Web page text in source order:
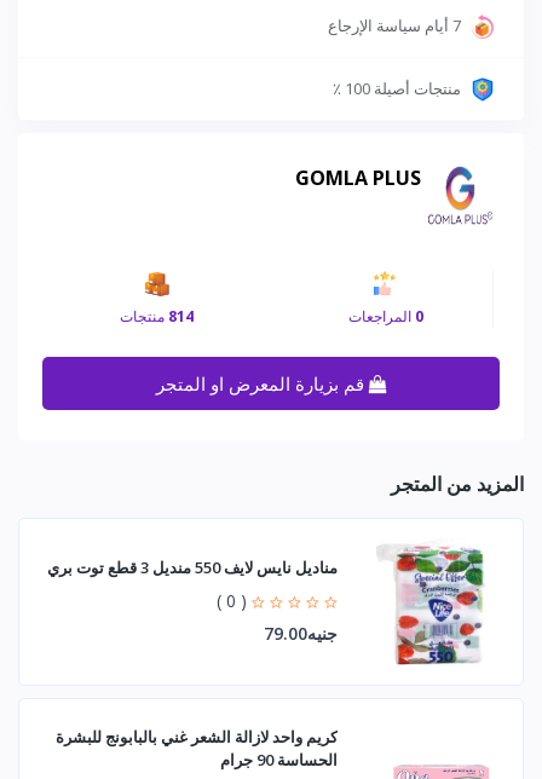
7 أيام سياسة الإرجاع
منتجات أصيلة 100 ٪
GOMLA PLUS
0 المراجعات 814 منتجات
المزيد من المتجر
مناديل نايس لايف 550 منديل 3 قطع توت بري
( 0 )
جنيه79.00
كريم واحد لازالة الشعر غني بالبابونج للبشرة
الحساسة 90 جرام